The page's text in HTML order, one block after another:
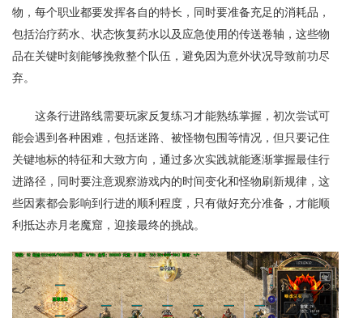
物，每个职业都要发挥各自的特长，同时要准备充足的消耗品，
包括治疗药水、状态恢复药水以及应急使用的传送卷轴，这些物
品在关键时刻能够挽救整个队伍，避免因为意外状况导致前功尽
弃。
这条行进路线需要玩家反复练习才能熟练掌握，初次尝试可
能会遇到各种困难，包括迷路、被怪物包围等情况，但只要记住
关键地标的特征和大致方向，通过多次实践就能逐渐掌握最佳行
进路径，同时要注意观察游戏内的时间变化和怪物刷新规律，这
些因素都会影响到行进的顺利程度，只有做好充分准备，才能顺
利抵达赤月老魔窟，迎接最终的挑战。